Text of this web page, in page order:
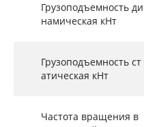
Грузоподъемность ди
намическая кНт
Грузоподъемность ст
атическая кНт
Частота вращения в